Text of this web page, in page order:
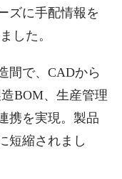
ズに手配情報を
した。
間で、CADから
BOM、生産管理
携を実現。製品
短縮されまし